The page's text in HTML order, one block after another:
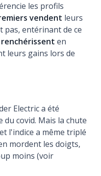
les profils
vendent leurs
pas, entérinant de ce
renchérissenten
leurs gains lors de
Electric a été
covid. Mais la chute
l'indice a même triplé
mordent les doigts,
moins (voir